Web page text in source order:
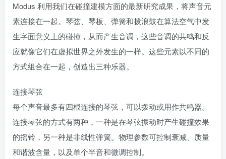
Modus 利用我们在碰撞建模方面的最新研究成果，将声音元
素连接在一起。琴弦、琴板、弹簧和拨浪鼓在算法空气中发
生字面意义上的碰撞，从而产生音调，这些音调的共鸣和反
应就像它们在虚拟世界之外发生的一样。这些元素以不同的
方式组合在一起，创造出三种乐器。
连接琴弦
每个声音最多有四根连接的琴弦，可以拨动或用作共鸣器。
连接琴弦的方式有两种，一种是在琴弦振动时产生碰撞效果
的摇铃，另一种是非线性弹簧。物理参数可控制衰减、质量
和谐波含量，以及单个半音和微调控制。